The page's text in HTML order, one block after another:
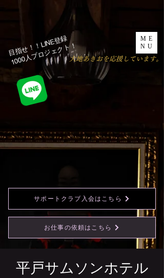
ME
NU
​大地あきおを応援しています。
目指せ！！LINE登録
1000人プロジェクト！​
お仕事の依頼はこちら
サポートクラブ入会はこちら
平戸サムソンホテル